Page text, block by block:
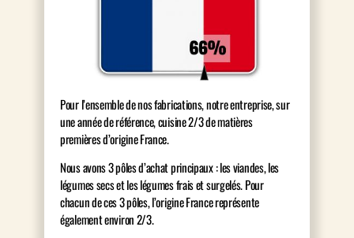
Pour l’ensemble de nos fabrications, notre entreprise, sur
une année de référence, cuisine 2/3 de matières
premières d’origine France.
Nous avons 3 pôles d’achat principaux : les viandes, les
légumes secs et les légumes frais et surgelés. Pour
chacun de ces 3 pôles, l’origine France représente
également environ 2/3.